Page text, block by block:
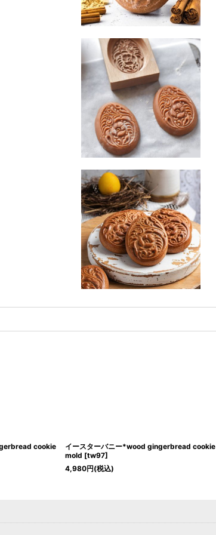
cookie
イースターバニー*wood gingerbread cookie
mold [tw97]
4,980円(税込)